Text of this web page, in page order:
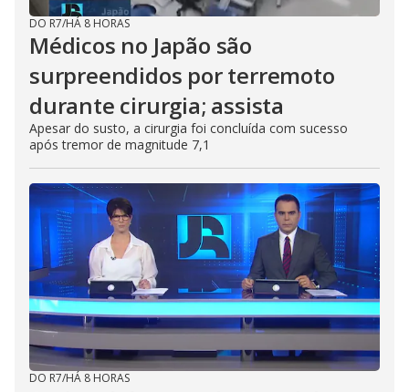
DO R7/HÁ 8 HORAS
Médicos no Japão são
surpreendidos por terremoto
durante cirurgia; assista
Apesar do susto, a cirurgia foi concluída com sucesso
após tremor de magnitude 7,1
DO R7/HÁ 8 HORAS